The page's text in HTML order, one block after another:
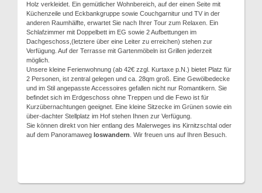
Holz verkleidet. Ein gemütlicher Wohnbereich, auf der einen Seite mit
Küchenzeile und Eckbankgruppe sowie Couchgarnitur und TV in der
anderen Raumhälfte, erwartet Sie nach Ihrer Tour zum Relaxen. Ein
Schlafzimmer mit Doppelbett im EG sowie 2 Aufbettungen im
Dachgeschoss,(letztere über eine Leiter zu erreichen) stehen zur
Verfügung. Auf der Terrasse mit Gartenmöbeln ist Grillen jederzeit
möglich.
Unsere kleine Ferienwohnung (ab 42€ zzgl. Kurtaxe p.N.) bietet Platz für
2 Personen, ist zentral gelegen und ca. 28qm groß. Eine Gewölbedecke
und im Stil angepasste Accessoires gefallen nicht nur Romantikern. Sie
befindet sich im Erdgeschoss ohne Treppen und die Fewo ist für
Kurzübernachtungen geeignet. Eine kleine Sitzecke im Grünen sowie ein
über-dachter Stellplatz im Hof stehen Ihnen zur Verfügung.
Sie können direkt von hier entlang des Malerweges ins Kirnitzschtal oder
auf dem Panoramaweg loswandern . Wir freuen uns auf Ihren Besuch.